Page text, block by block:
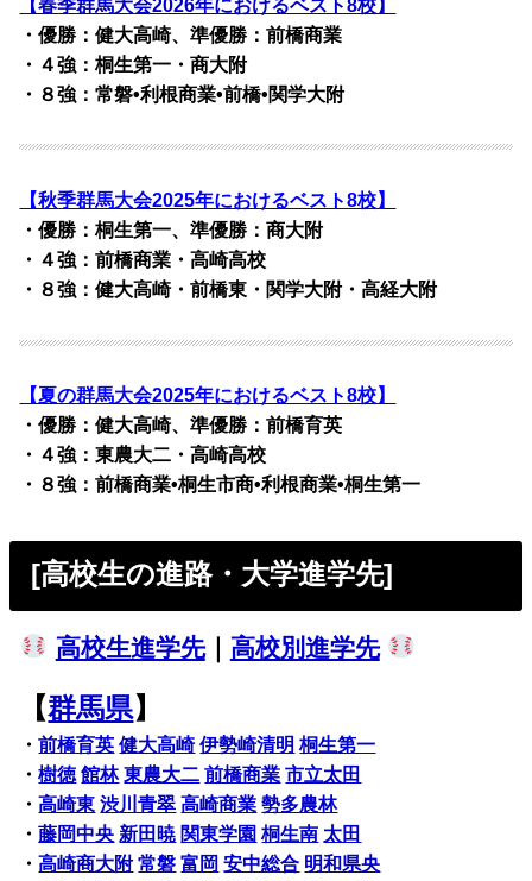
【春季群馬大会2026年におけるベスト8校】
・優勝：健大高崎、準優勝：前橋商業
・４強：桐生第一・商大附
・８強：常磐•利根商業•前橋•関学大附
【秋季群馬大会2025年におけるベスト8校】
・優勝：桐生第一、準優勝：商大附
・４強：前橋商業・高崎高校
・８強：健大高崎・前橋東・関学大附・高経大附
【夏の群馬大会2025年におけるベスト8校】
・優勝：健大高崎、準優勝：前橋育英
・４強：東農大二・高崎高校
・８強：前橋商業•桐生市商•利根商業•桐生第一
[高校生の進路・大学進学先]
高校生進学先｜ 高校別進学先
【群馬県】
・前橋育英 健大高崎 伊勢崎清明 桐生第一
・樹徳 館林 東農大二 前橋商業 市立太田
・高崎東 渋川青翠 高崎商業 勢多農林
・藤岡中央 新田暁 関東学園 桐生南 太田
・高崎商大附 常磐 富岡 安中総合 明和県央